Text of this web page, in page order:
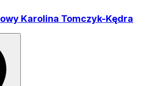
Karolina Tomczyk-Kędra